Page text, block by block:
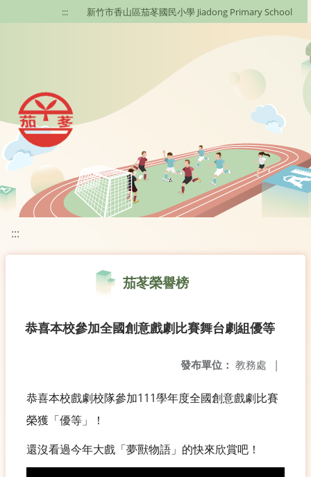
移至網頁之主要內容區位置
::: 新竹市香山區茄苳國民小學 Jiadong Primary School
:::
茄苳榮譽榜
恭喜本校參加全國創意戲劇比賽舞台劇組優等
發布單位： 教務處 |
恭喜本校戲劇校隊參加111學年度全國創意戲劇比賽
榮獲「優等」！
還沒看過今年大戲「夢獸物語」的快來欣賞吧！